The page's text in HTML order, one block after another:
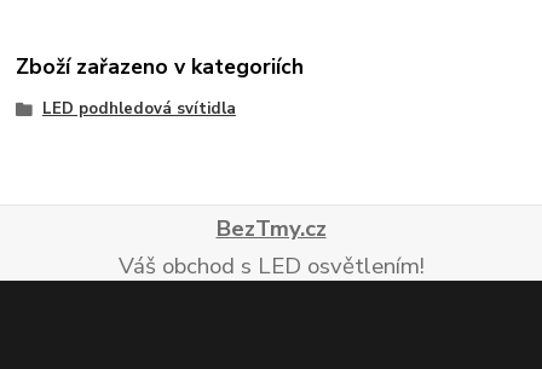
Zboží zařazeno v kategoriích
LED podhledová svítidla
BezTmy.cz
Váš obchod s LED osvětlením!